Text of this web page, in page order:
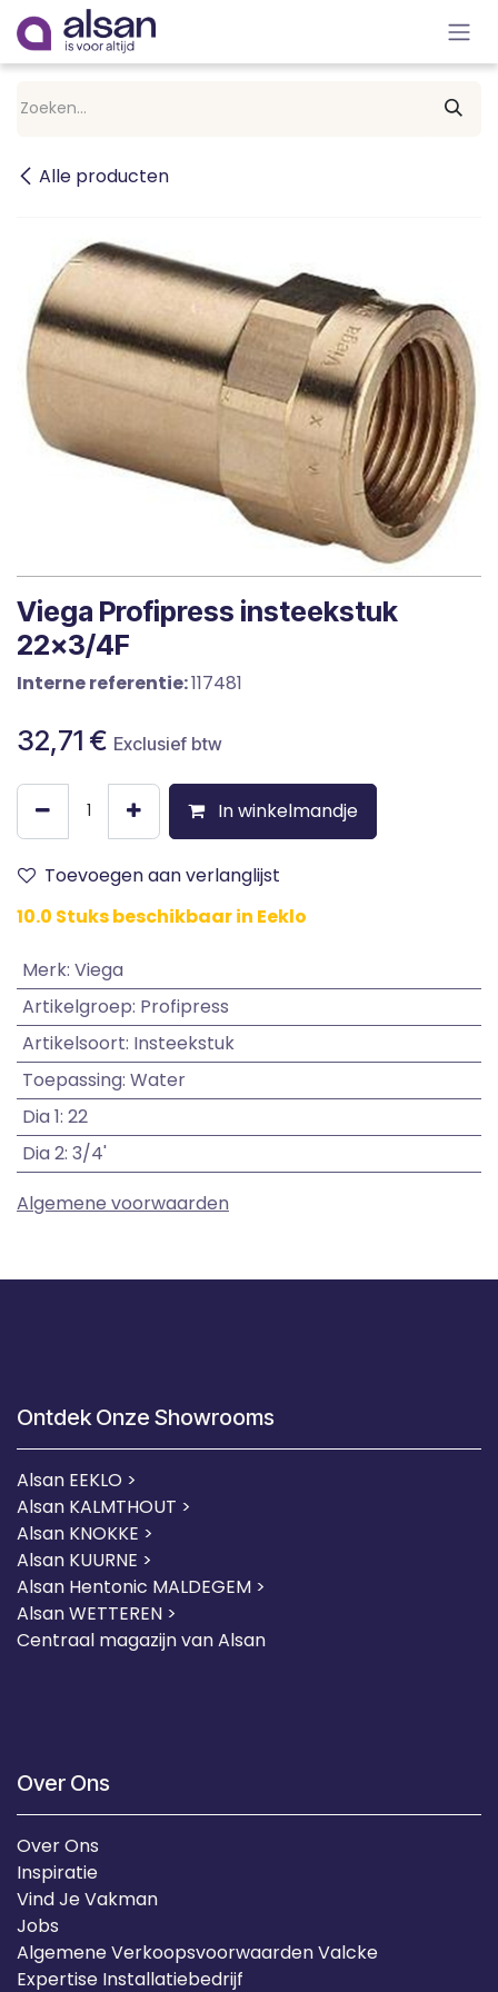
Overslaan naar inhoud
Alle producten
Viega Profipress insteekstuk
22x3/4F
Interne referentie:117481
32,71 € Exclusief btw
In winkelmandje
Toevoegen aan verlanglijst
10.0 Stuks beschikbaar in Eeklo
Merk: Viega
Artikelgroep: Profipress
Artikelsoort: Insteekstuk
Toepassing: Water
Dia 1: 22
Dia 2: 3/4'
Algemene voorwaarden
Ontdek Onze Showrooms
Alsan EEKLO >
Alsan KALMTHOUT >
Alsan KNOKKE >
Alsan KUURNE >
Alsan Hentonic MALDEGEM >
Alsan WETTEREN >
Centraal magazijn van Alsan
Over Ons
Over Ons
Inspiratie
Vind Je Vakman
Jobs
Algemene Verkoopsvoorwaarden Valcke
Expertise Installatiebedrijf